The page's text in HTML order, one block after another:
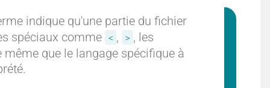
indique qu'une partie du fichier
spéciaux comme < , > , les
même que le langage spécifique à